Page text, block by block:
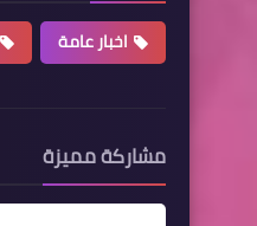
اخبار عامة
مشاركة مميزة